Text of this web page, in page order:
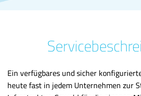
Ein verfügbares und sicher
heute fast in jedem Unternehmen zur